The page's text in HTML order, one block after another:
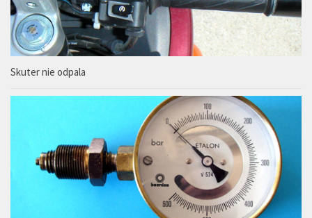
Skuter nie odpala